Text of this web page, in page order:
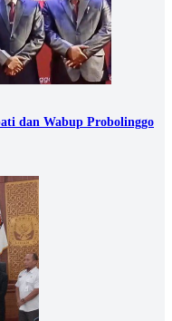
dan Wabup Probolinggo